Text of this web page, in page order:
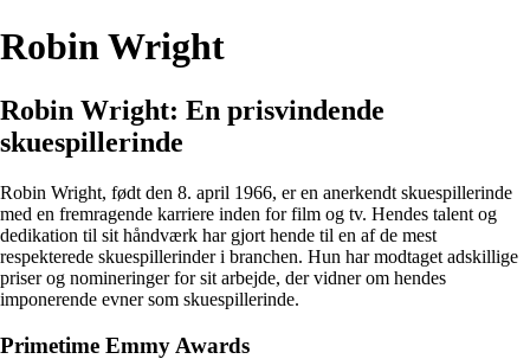
Robin Wright
Robin Wright: En prisvindende
skuespillerinde
Robin Wright, født den 8. april 1966, er en anerkendt skuespillerinde
med en fremragende karriere inden for film og tv. Hendes talent og
dedikation til sit håndværk har gjort hende til en af de mest
respekterede skuespillerinder i branchen. Hun har modtaget adskillige
priser og nomineringer for sit arbejde, der vidner om hendes
imponerende evner som skuespillerinde.
Primetime Emmy Awards